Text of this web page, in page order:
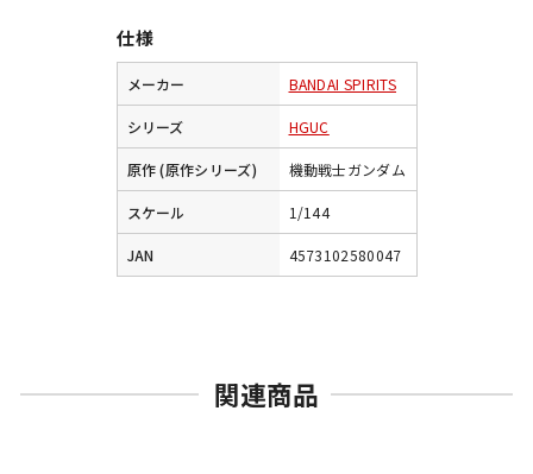
仕様
メーカー BANDAI SPIRITS
シリーズ HGUC
原作 (原作シリーズ) 機動戦士ガンダム
スケール 1/144
JAN 4573102580047
関連商品